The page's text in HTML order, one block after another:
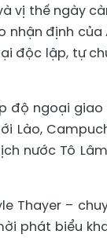
vị thế ngày
nhận định
độc lập, tự
độ ngoại
nước Tô
Thayer –
phát biểu